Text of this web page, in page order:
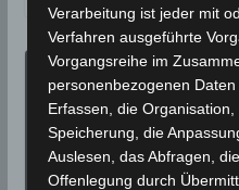
Verarbeitung ist jeder mit
Verfahren ausgeführte
Vorgangsreihe im
personenbezogenen
Erfassen, die
Speicherung, die
Auslesen, das Abfragen,
Offenlegung durch